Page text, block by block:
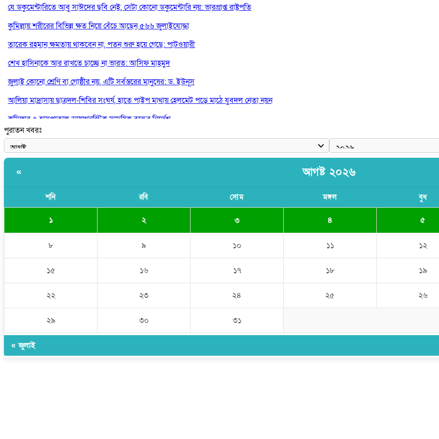
যে ডকুমেন্টারিতে আবু সাঈদের ছবি নেই, সেটা কোনো ডকুমেন্টারি নয়: ভারপ্রাপ্ত রাষ্ট্রপতি
কুমিল্লায় শরীরের বিভিন্ন ক্ষত নিয়ে বেঁচে আছেন ৫৬৬ জুলাইযোদ্ধা
তারেক রহমান ক্ষমতায় থাকবেন না, পতন শুরু হয়ে গেছে: পাটওয়ারী
শেখ হাসিনাকে আর রাখতে চাচ্ছে না ভারত: আসিফ মাহমুদ
জুলাই কোনো শ্রেণি বা গোষ্ঠীর নয়, এটি সর্বস্তরের মানুষের: ড. ইউনূস
আলিয়া মাদ্রাসায় ছাত্রদল-শিবির সংঘর্ষ, হাতে পাইপ মাথায় হেলমেট পড়ে মাঠে যুবদল নেতা নয়ন
কুমিল্লার ৫ হাসপাতাল-ডায়াগনস্টিক সাময়িক বন্ধের নির্দেশ
পরকীয়ার অভিযোগে গ্রামবাসীর হাতে আটক কনটেন্ট ক্রিয়েটর রিপন মিয়া
পুরাতন খবরঃ
« আগষ্ট ২০২৬
শনি রবি সোম মঙ্গল বুধ
১ ২ ৩ ৪ ৫
৮ ৯ ১০ ১১ ১২
১৫ ১৬ ১৭ ১৮ ১৯
২২ ২৩ ২৪ ২৫ ২৬
২৯ ৩০ ৩১
« জুলাই